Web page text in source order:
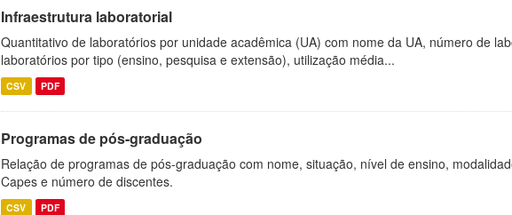
Infraestrutura laboratorial
Quantitativo de laboratórios por unidade acadêmica (UA) com nome da UA, número de
laboratórios por tipo (ensino, pesquisa e extensão), utilização média...
CSV PDF
Programas de pós-graduação
Relação de programas de pós-graduação com nome, situação, nível de ensino,
Capes e número de discentes.
CSV PDF